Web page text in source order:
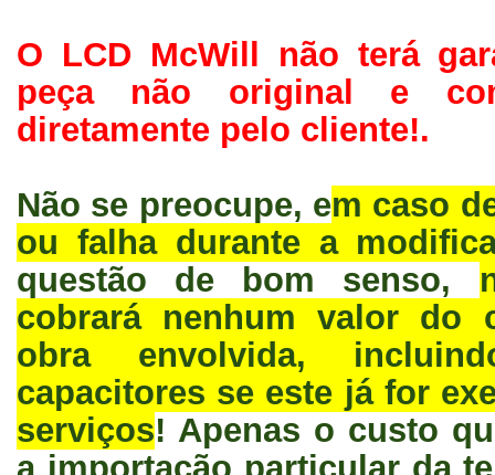
O LCD McWill não terá
peça não original e
diretamente pelo cliente!.
Não se preocupe, em caso
ou falha durante a
questão de bom senso,
cobrará nenhum valor do
obra envolvida,
capacitores se este já for
serviços! Apenas o custo